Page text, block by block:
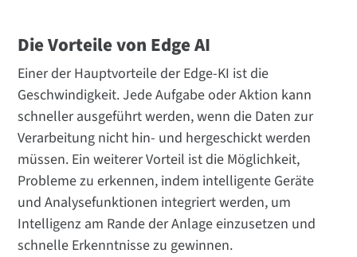
Die Vorteile von Edge AI
Einer der Hauptvorteile der Edge-KI ist die
Geschwindigkeit. Jede Aufgabe oder Aktion kann
schneller ausgeführt werden, wenn die Daten zur
Verarbeitung nicht hin- und hergeschickt werden
müssen. Ein weiterer Vorteil ist die Möglichkeit,
Probleme zu erkennen, indem intelligente Geräte
und Analysefunktionen integriert werden, um
Intelligenz am Rande der Anlage einzusetzen und
schnelle Erkenntnisse zu gewinnen.